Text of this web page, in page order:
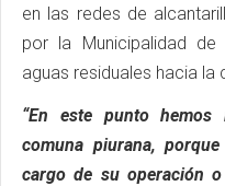
en las redes de
por la Municipalidad
aguas residuales hacia
“En este punto
comuna piurana,
cargo de su operación